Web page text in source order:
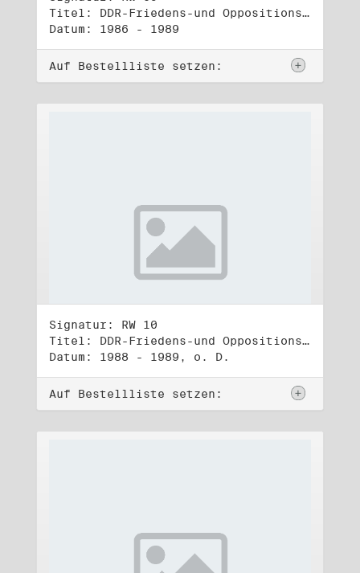
Titel: DDR-Friedens-und Oppositionsbewegung (2)
Datum: 1986 - 1989
Auf Bestellliste setzen:
Signatur: RW 10
Titel: DDR-Friedens-und Oppositionsbewegung (3)
Datum: 1988 - 1989, o. D.
Auf Bestellliste setzen: